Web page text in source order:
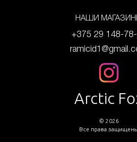
НАШИ
+375 29 148-
Arctic
© 2026
Все права